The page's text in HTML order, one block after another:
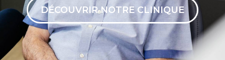
DÉCOUVRIR NOTRE CLINIQUE